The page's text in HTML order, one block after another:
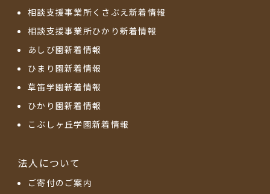
相談支援事業所くさぶえ新着情報
相談支援事業所ひかり新着情報
あしび園新着情報
ひまり園新着情報
草笛学園新着情報
ひかり園新着情報
こぶしヶ丘学園新着情報
法人について
ご寄付のご案内